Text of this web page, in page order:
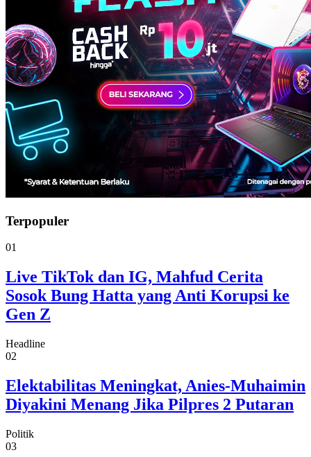
Terpopuler
01
Live TikTok dan IG, Mahfud Cerita
Sosok Bung Hatta yang Anti Korupsi ke
Gen Z
Headline
02
Elektabilitas Meningkat, Anies-Muhaimin
Diyakini Menang Jika Pilpres 2 Putaran
Politik
03